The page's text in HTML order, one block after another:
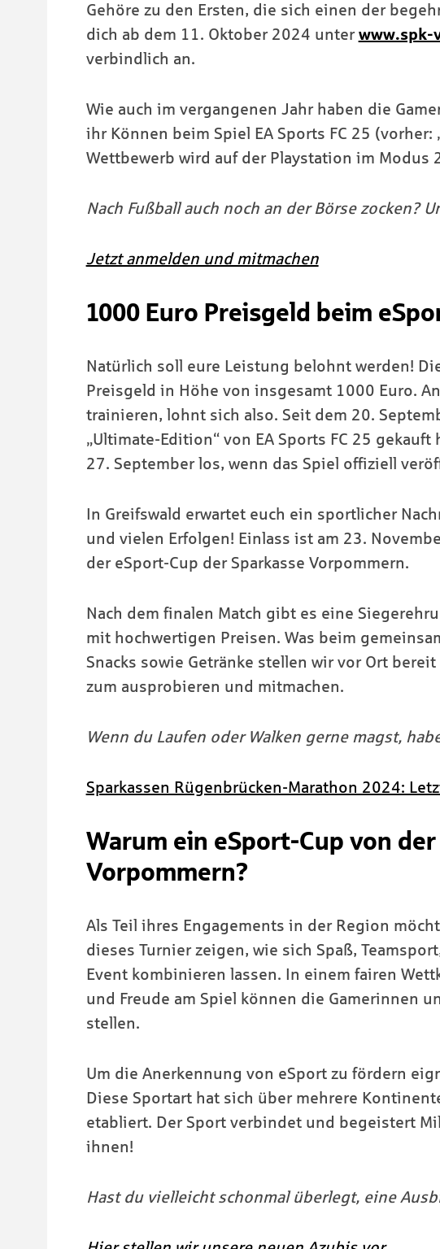
Gehöre zu den Ersten, die sich einen der
dich ab dem 11. Oktober 2024 unterwww.spk-
verbindlich an.
Wie auch im vergangenen Jahr haben die
ihr Können beim Spiel EA Sports FC 25 (vorher:
Wettbewerb wird auf der Playstation im Modus
Nach Fußball auch noch an der Börse zocken?
Jetzt anmelden und mitmachen
1000 Euro Preisgeld beim
Natürlich soll eure Leistung belohnt werden!
Preisgeld in Höhe von insgesamt 1000 Euro.
trainieren, lohnt sich also. Seit dem 20.
„Ultimate-Edition“ von EA Sports FC 25 gekauft
27. September los, wenn das Spiel offiziell
In Greifswald erwartet euch ein sportlicher
und vielen Erfolgen! Einlass ist am 23.
der eSport-Cup der Sparkasse Vorpommern.
Nach dem finalen Match gibt es eine
mit hochwertigen Preisen. Was beim
Snacks sowie Getränke stellen wir vor Ort
zum ausprobieren und mitmachen.
Wenn du Laufen oder Walken gerne magst,
Sparkassen Rügenbrücken-Marathon 2024:
Warum ein eSport-Cup von der
Vorpommern?
Als Teil ihres Engagements in der Region
dieses Turnier zeigen, wie sich Spaß,
Event kombinieren lassen. In einem fairen
und Freude am Spiel können die Gamerinnen
stellen.
Um die Anerkennung von eSport zu fördern
Diese Sportart hat sich über mehrere
etabliert. Der Sport verbindet und begeistert
ihnen!
Hast du vielleicht schonmal überlegt, eine